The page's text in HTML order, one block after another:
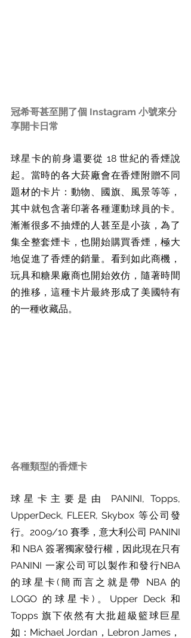
冠希哥甚至開了個 Instagram 小號來分
享開卡日常
球星卡的前身還要從 18 世紀的香煙說
起。當時的各大菸廠會在香煙附贈不同
題材的卡片：動物、國旗、風景等等，
其中就包含著印著各種運動球員的卡。
漸漸很多不抽煙的人甚至是小孩，為了
集全整套煙卡，也開始購買香煙，極大
地促進了香煙的銷量。看到如此商機，
玩具和糖果廠商也開始效仿，隨著時間
的推移，這種卡片最終形成了美國特有
的一種收藏品。
各種類型的香煙卡
球星卡主要是由 PANINI, Topps,
UpperDeck, FLEER, Skybox 等公司發
行。2009/10 賽季，意大利公司 PANINI
和 NBA 簽署獨家發行權，因此現在只有
PANINI 一家公司可以製作和發行NBA
的球星卡(簡而言之就是帶 NBA 的
LOGO 的球星卡)。Upper Deck 和
Topps 旗下依然有大批超級籃球巨星
如：Michael Jordan，Lebron James，